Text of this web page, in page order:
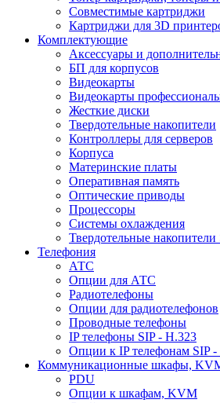
Совместимые картриджи
Картриджи для 3D
Комплектующие
Аксессуары и
БП для корпусов
Видеокарты
Видеокарты
Жесткие диски
Твердотельные накопители
Контроллеры для серверов
Корпуса
Материнские платы
Оперативная память
Оптические приводы
Процессоры
Системы охлаждения
Твердотельные накопители
Телефония
АТС
Опции для АТС
Радиотелефоны
Опции для радиотелефонов
Проводные телефоны
IP телефоны SIP - H.323
Опции к IP телефонам SIP -
Коммуникационные шкафы,
PDU
Опции к шкафам, KVM